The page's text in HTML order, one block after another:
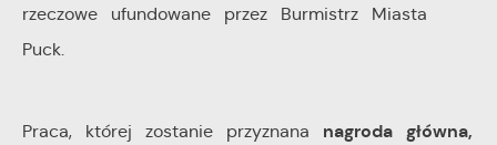
rzeczowe ufundowane przez Burmistrz Miasta
Puck.
Praca, której zostanie przyznana nagroda główna,